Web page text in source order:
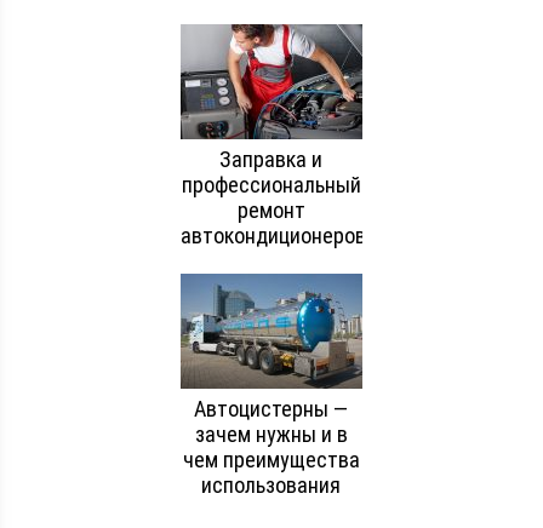
Заправка и
профессиональный
ремонт
автокондиционеров
Автоцистерны —
зачем нужны и в
чем преимущества
использования